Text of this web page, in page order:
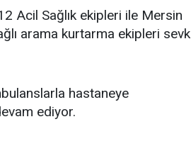
Acil Sağlık ekipleri ile Mersin
arama kurtarma ekipleri sevk
hastaneye
ediyor.